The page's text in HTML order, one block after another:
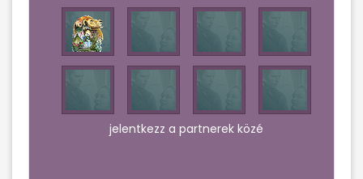
jelentkezz a partnerek közé